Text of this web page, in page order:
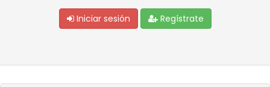
Iniciar sesión Regístrate